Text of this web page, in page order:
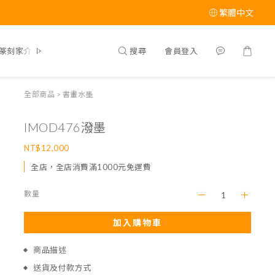
繁體中文
刻家介紹 搜尋 會員登入
全部商品 > 書畫水墨
IMOD476潑墨
NT$12,000
全店，全店消費滿1000元免運費
數量
加入購物車
商品描述
送貨及付款方式